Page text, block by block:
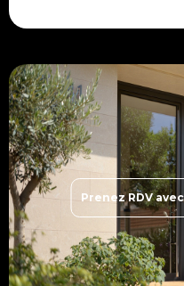
Prenez RDV